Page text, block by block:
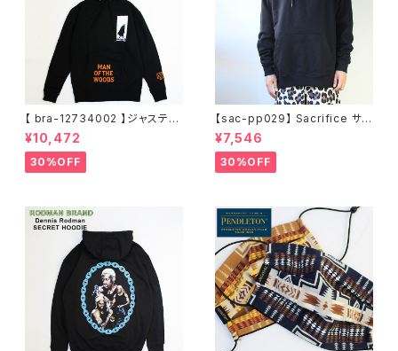
【 bra-12734002 】ジャスティ
ンティンバーレイク Justin Ran
dall Timberlake MAN OF T
HE WOODS パーカー フーディ
ー アーティスト スウェットパー
¥10,472
30%OFF
【sac-pp029】 Sacrifice サク
リファイス 大きいサイズ メンズ
ユニセックス スウェット パーカ
ー 窓グラフィック 長袖 M L XL
XXL 2L 大きめ 長袖Tシャツ デ
サイズ ビッグシルエット 黒 通勤
通学 秋冬
¥7,546
30%OFF